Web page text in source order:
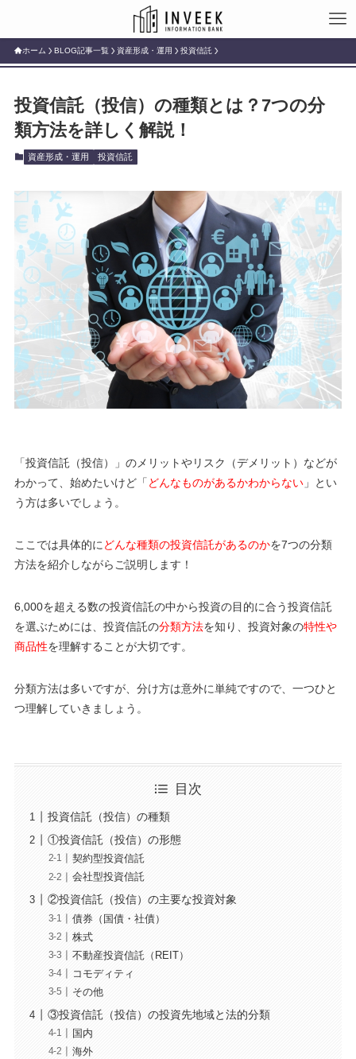
ホーム BLOG記事一覧 資産形成・運用 投資信託
投資信託（投信）の種類とは？7つの分
類方法を詳しく解説！
資産形成・運用 投資信託
「投資信託（投信）」のメリットやリスク（デメリット）などが
わかって、始めたいけど「 どんなものがあるかわからない」とい
う方は多いでしょう。
ここでは具体的にどんな種類の投資信託があるのかを7つの分類
方法を紹介しながらご説明します！
6,000を超える数の投資信託の中から投資の目的に合う投資信託
を選ぶためには、投資信託の分類方法を知り、投資対象の特性や
商品性を理解することが大切です。
分類方法は多いですが、分け方は意外に単純ですので、一つひと
つ理解していきましょう。
目次
投資信託（投信）の種類
①投資信託（投信）の形態
契約型投資信託
会社型投資信託
②投資信託（投信）の主要な投資対象
債券（国債・社債）
株式
不動産投資信託（REIT）
コモディティ
その他
③投資信託（投信）の投資先地域と法的分類
国内
海外